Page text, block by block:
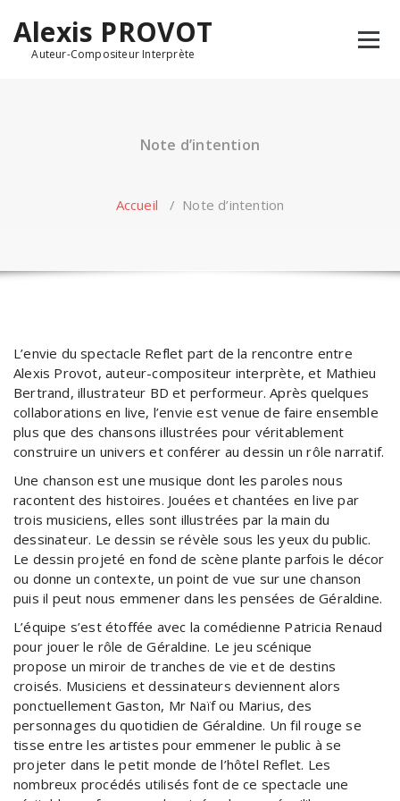
Alexis PROVOT
Auteur-Compositeur Interprète
Note d’intention
Accueil / Note d’intention
L’envie du spectacle Reflet part de la rencontre entre
Alexis Provot, auteur-compositeur interprète, et Mathieu
Bertrand, illustrateur BD et performeur. Après quelques
collaborations en live, l’envie est venue de faire ensemble
plus que des chansons illustrées pour véritablement
construire un univers et conférer au dessin un rôle narratif.
Une chanson est une musique dont les paroles nous
racontent des histoires. Jouées et chantées en live par
trois musiciens, elles sont illustrées par la main du
dessinateur. Le dessin se révèle sous les yeux du public.
Le dessin projeté en fond de scène plante parfois le décor
ou donne un contexte, un point de vue sur une chanson
puis il peut nous emmener dans les pensées de Géraldine.
L’équipe s’est étoffée avec la comédienne Patricia Renaud
pour jouer le rôle de Géraldine. Le jeu scénique
propose un miroir de tranches de vie et de destins
croisés. Musiciens et dessinateurs deviennent alors
ponctuellement Gaston, Mr Naïf ou Marius, des
personnages du quotidien de Géraldine. Un fil rouge se
tisse entre les artistes pour emmener le public à se
projeter dans le petit monde de l’hôtel Reflet. Les
nombreux procédés utilisés font de ce spectacle une